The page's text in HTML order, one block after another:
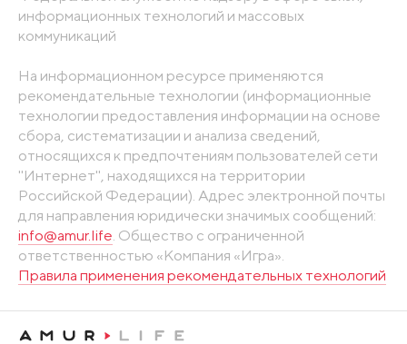
информационных технологий и массовых
коммуникаций
На информационном ресурсе применяются
рекомендательные технологии (информационные
технологии предоставления информации на основе
сбора, систематизации и анализа сведений,
относящихся к предпочтениям пользователей сети
"Интернет", находящихся на территории
Российской Федерации). Адрес электронной почты
для направления юридически значимых сообщений:
info@amur.life. Общество с ограниченной
ответственностью «Компания «Игра».
Правила применения рекомендательных технологий